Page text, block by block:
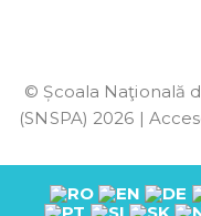
© Școala Naţională
(SNSPA) 2026 |